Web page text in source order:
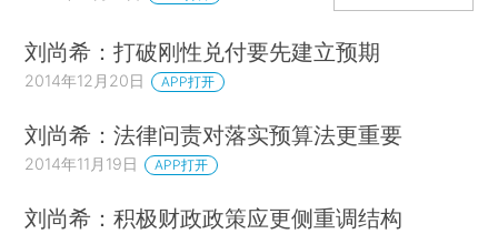
刘尚希：打破刚性兑付要先建立预期
2014年12月20日 APP打开
刘尚希：法律问责对落实预算法更重要
2014年11月19日 APP打开
刘尚希：积极财政政策应更侧重调结构